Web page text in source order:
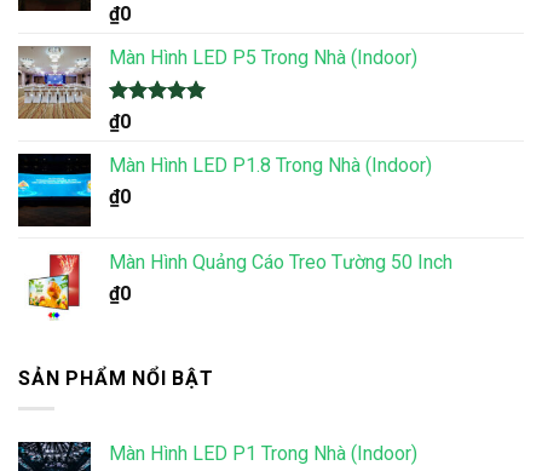
Được xếp
hạng
5 sao
₫0
Màn Hình LED P5 Trong Nhà (Indoor)
Được xếp
hạng
5 sao
₫0
Màn Hình LED P1.8 Trong Nhà (Indoor)
₫0
Màn Hình Quảng Cáo Treo Tường 50 Inch
₫0
SẢN PHẨM NỔI BẬT
Màn Hình LED P1 Trong Nhà (Indoor)